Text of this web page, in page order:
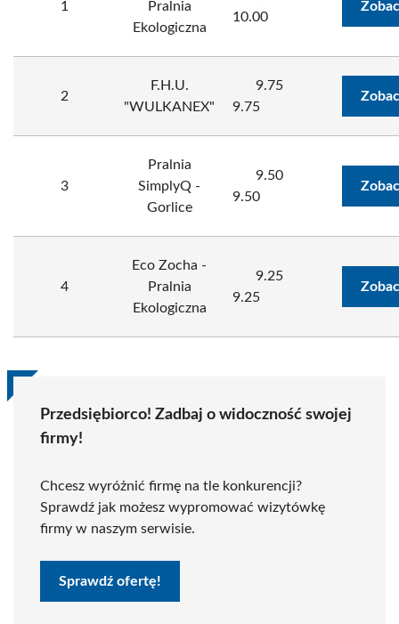
1
Pralnia
Ekologiczna
10.00
2
F.H.U.
"WULKANEX"
9.75
9.75
3
Pralnia
SimplyQ -
Gorlice
9.50
9.50
4
Eco Zocha -
Pralnia
Ekologiczna
9.25
9.25
Przedsiębiorco! Zadbaj o widoczność swojej
firmy!
Chcesz wyróżnić firmę na tle konkurencji?
Sprawdź jak możesz wypromować wizytówkę
firmy w naszym serwisie.
Sprawdź ofertę!